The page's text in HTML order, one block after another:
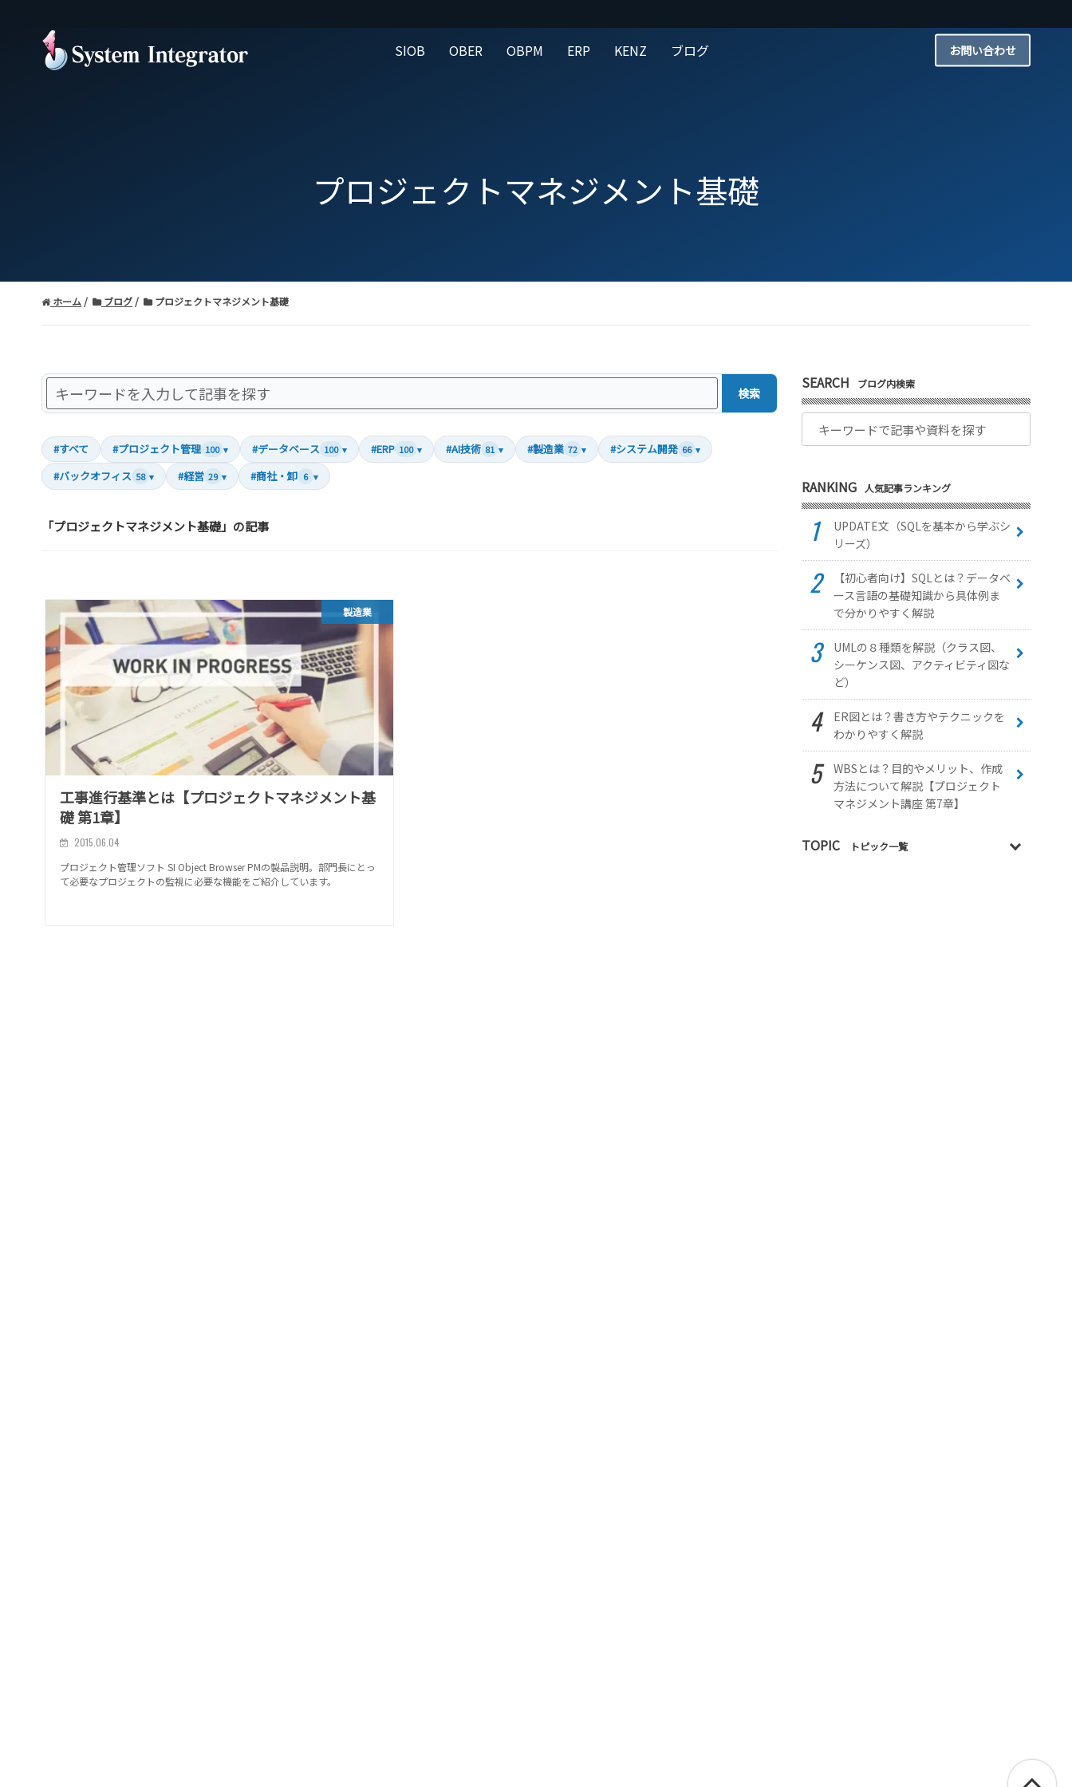
SIOB OBER OBPM ERP KENZ ブログ お問い合わせ
プロジェクトマネジメント基礎
ホーム ブログ プロジェクトマネジメント基礎
検索
#すべて #プロジェクト管理 100 ▾ #データベース 100 ▾ #ERP 100 ▾ #AI技術 81 ▾ #製造業 72 ▾ #システム開発 66 ▾
#バックオフィス 58 ▾ #経営 29 ▾ #商社・卸 6 ▾
「プロジェクトマネジメント基礎」の記事
製造業
工事進行基準とは【プロジェクトマネジメント基
礎 第1章】
2015.06.04
プロジェクト管理ソフト SI Object Browser PMの製品説明。部門長にとっ
て必要なプロジェクトの監視に必要な機能をご紹介しています。
SEARCH ブログ内検索
RANKING 人気記事ランキング
UPDATE文（SQLを基本から学ぶシ
リーズ）
【初心者向け】SQLとは？データベ
ース言語の基礎知識から具体例ま
で分かりやすく解説
UMLの８種類を解説（クラス図、
シーケンス図、アクティビティ図な
ど）
ER図とは？書き方やテクニックを
わかりやすく解説
WBSとは？目的やメリット、作成
方法について解説【プロジェクト
マネジメント講座 第7章】
TOPIC トピック一覧